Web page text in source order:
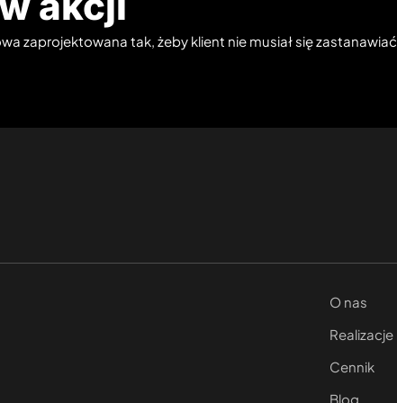
zaprojektowana tak, żeby klient nie musiał się zastanawiać.
O nas
Realizacje
Cennik
Blog